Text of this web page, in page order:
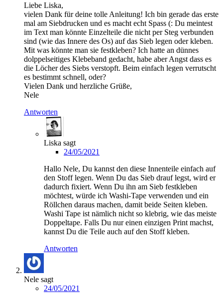
Liebe Liska,
vielen Dank für deine tolle Anleitung! Ich bin gerade das erste
mal am Siebdrucken und es macht echt Spass (: Du meintest
im Text man könnte Einzelteile die nicht per Steg verbunden
sind (wie das Innere des Os) auf das Sieb legen oder kleben.
Mit was könnte man sie festkleben? Ich hatte an dünnes
dolppelseitiges Klebeband gedacht, habe aber Angst dass es
die Löcher des Siebs verstopft. Beim einfach legen verrutscht
es bestimmt schnell, oder?
Vielen Dank und herzliche Grüße,
Nele
Antworten
Liska sagt
24/05/2021
Hallo Nele, Du kannst den diese Innenteile einfach auf
den Stoff legen. Wenn Du das Sieb drauf legst, wird er
dadurch fixiert. Wenn Du ihn am Sieb festkleben
möchtest, würde ich Washi-Tape verwenden und ein
Röllchen daraus machen, damit beide Seiten kleben.
Washi Tape ist nämlich nicht so klebrig, wie das meiste
Doppeltape. Falls Du nur einen einzigen Print machst,
kannst Du die Teile auch auf den Stoff kleben.
Antworten
Nele sagt
24/05/2021